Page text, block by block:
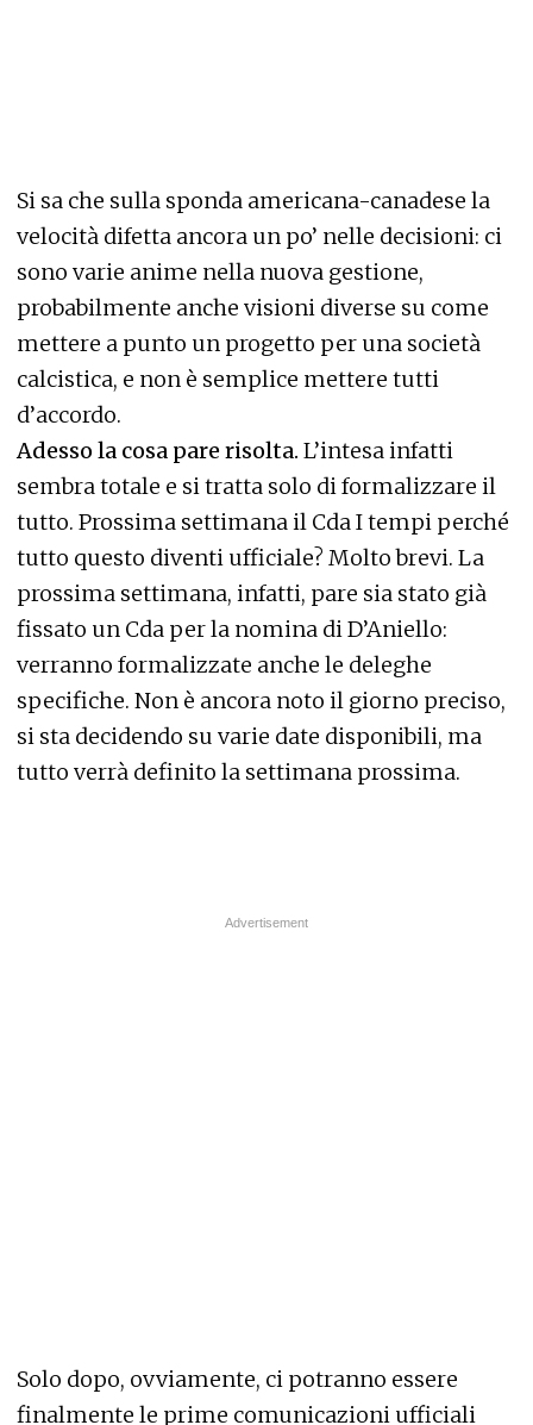
Si sa che sulla sponda americana-canadese la
velocità difetta ancora un po’ nelle decisioni: ci
sono varie anime nella nuova gestione,
probabilmente anche visioni diverse su come
mettere a punto un progetto per una società
calcistica, e non è semplice mettere tutti
d’accordo.
Adesso la cosa pare risolta. L’intesa infatti
sembra totale e si tratta solo di formalizzare il
tutto. Prossima settimana il Cda I tempi perché
tutto questo diventi ufficiale? Molto brevi. La
prossima settimana, infatti, pare sia stato già
fissato un Cda per la nomina di D’Aniello:
verranno formalizzate anche le deleghe
specifiche. Non è ancora noto il giorno preciso,
si sta decidendo su varie date disponibili, ma
tutto verrà definito la settimana prossima.
Solo dopo, ovviamente, ci potranno essere
finalmente le prime comunicazioni ufficiali